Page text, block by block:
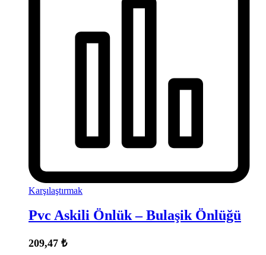
Karşılaştırmak
Pvc Askili Önlük – Bulaşik Önlüğü
209,47 ₺